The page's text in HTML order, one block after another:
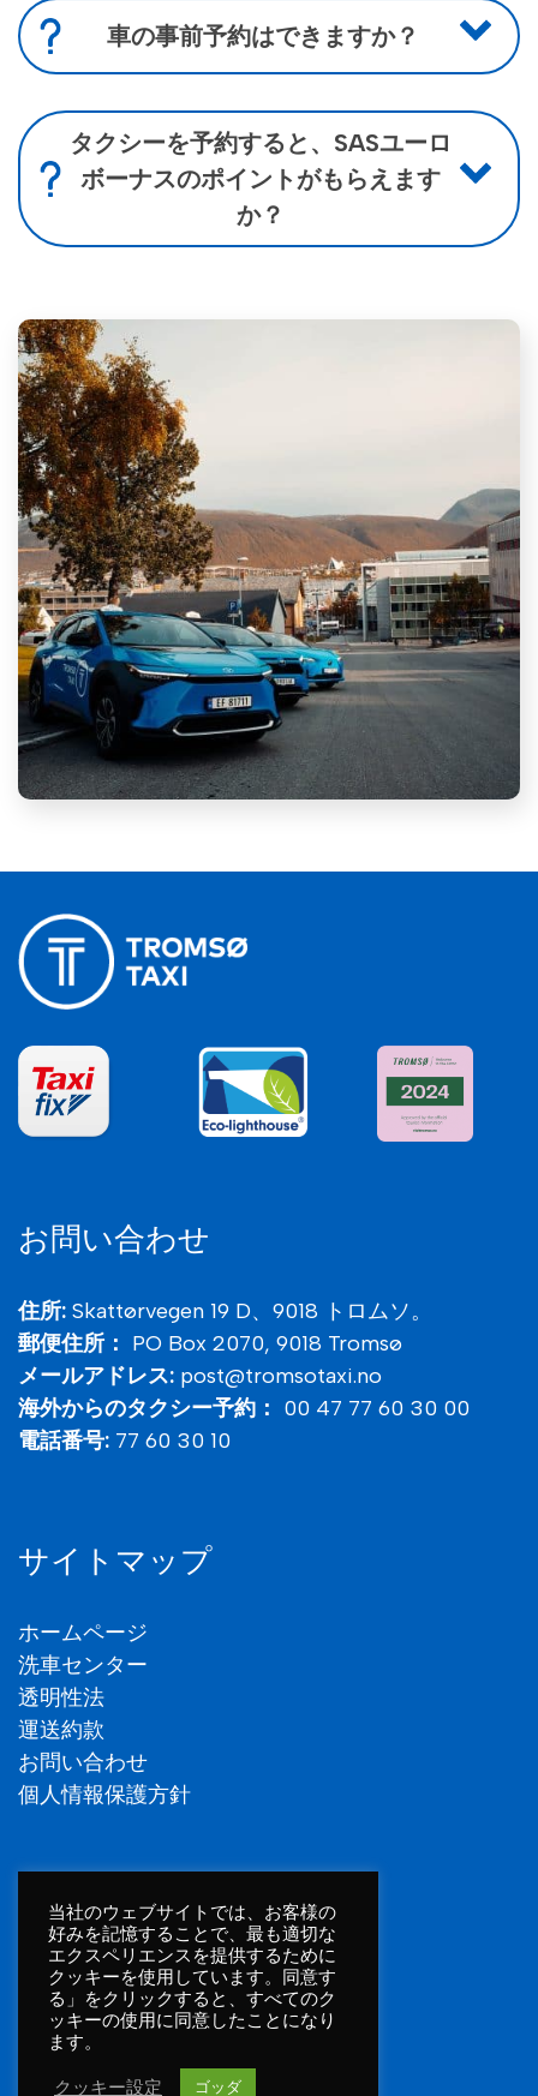
す。
車の事前予約はできますか？
電話、ウェブサイト、またはTaxiFixアプリで事
前予約ができます。
事前予約には21,-ノルウェークローネがかかりま
す。
タクシーを予約すると、SASユーロ
ボーナスのポイントがもらえます
か？
はい、TaxiFixアプリをご利用いただくと、ユー
お問い合わせ
住所: Skattørvegen 19 D、9018 トロムソ。
郵便住所： PO Box 2070, 9018 Tromsø
メールアドレス: post@tromsotaxi.no
海外からのタクシー予約： 00 47 77 60 30 00
電話番号: 77 60 30 10
サイトマップ
ホームページ
洗車センター
透明性法
運送約款
お問い合わせ
個人情報保護方針
フォローする
フェイスブック
LinkedIn
当社のウェブサイトでは、お客様の
好みを記憶することで、最も適切な
エクスペリエンスを提供するために
クッキーを使用しています。同意す
る」をクリックすると、すべてのク
ッキーの使用に同意したことになり
ます。
クッキー設定 ゴッダ